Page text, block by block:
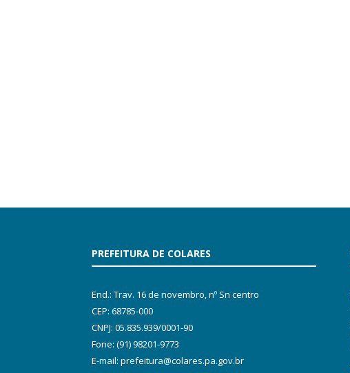
PREFEITURA DE COLARES
End.: Trav. 16 de novembro, nº Sn centro
CEP: 68785-000
CNPJ: 05.835.939/0001-90
Fone: (91) 98201-9773
E-mail: prefeitura@colares.pa.gov.br